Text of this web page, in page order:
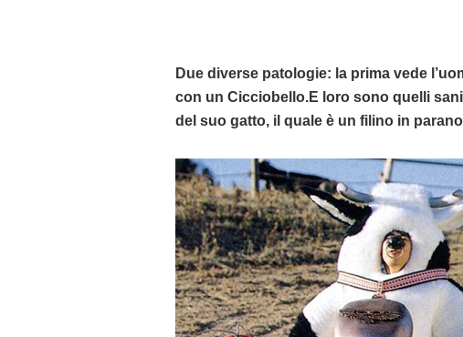
Due diverse patologie: la prima vede
con un Cicciobello.E loro sono quelli
del suo gatto, il quale è un filino in